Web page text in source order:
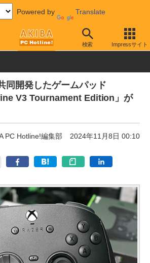
Powered by Translate
検索 Impressサイト
周辺機器 ゲーミングデバイス ゲームパ
同開発したゲームパッド
V3 Tournament Edition」が
PC Hotline!編集部 2024年11月8日 00:10